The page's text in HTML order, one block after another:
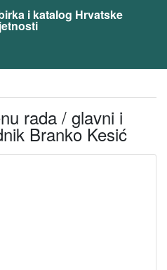
i katalog Hrvatske
rada / glavni i
Branko Kesić